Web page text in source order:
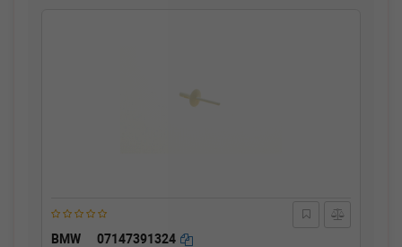
BMW 07147391324